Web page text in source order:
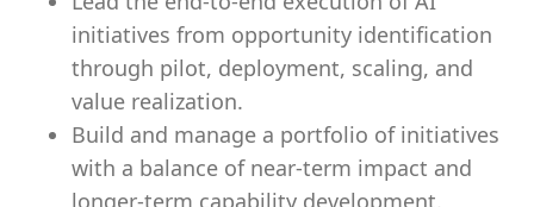
initiatives from opportunity identification
through pilot, deployment, scaling, and
value realization.
Build and manage a portfolio of initiatives
with a balance of near-term impact and
longer-term capability development.